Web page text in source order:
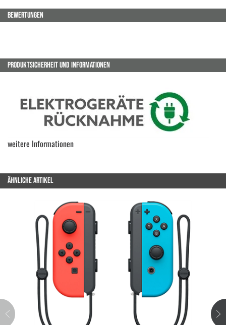
BEWERTUNGEN
PRODUKTSICHERHEIT UND INFORMATIONEN
weitere Informationen
ÄHNLICHE ARTIKEL